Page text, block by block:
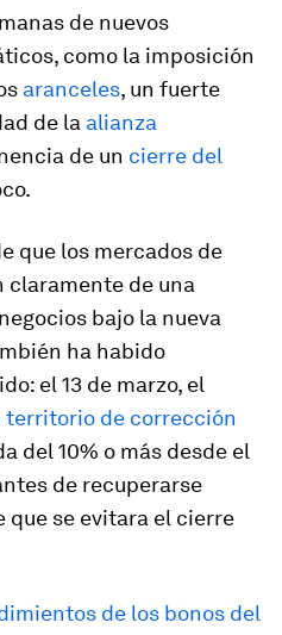
de nuevos
como la imposición
aranceles, un fuerte
de la alianza
de un cierre del
que los mercados de
claramente de una
bajo la nueva
ha habido
el 13 de marzo, el
territorio de corrección
del 10% o más desde el
de recuperarse
que se evitara el cierre
de los bonos del